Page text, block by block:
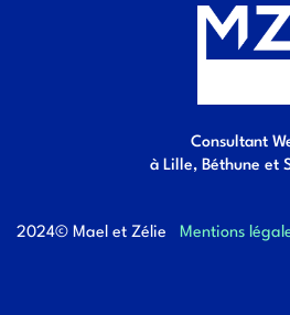
Consultant
à Lille, Béthune et
2024© Mael et Zélie Mentions